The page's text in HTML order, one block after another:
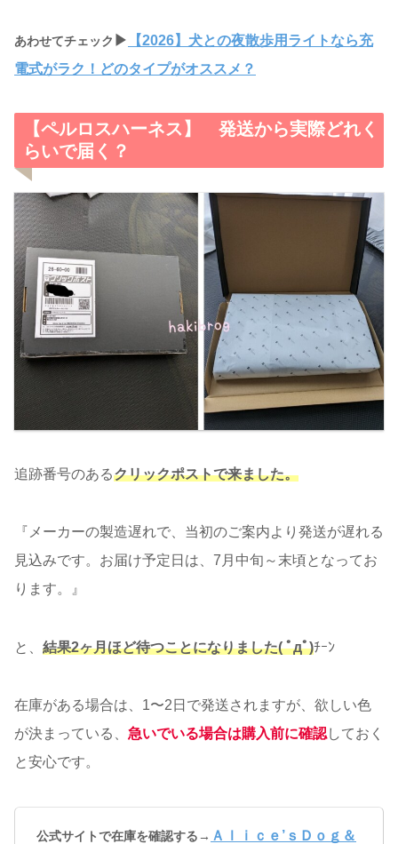
あわせてチェック ▶
【2026】犬との夜散歩用ライトなら充
電式がラク！どのタイプがオススメ？
【ペルロスハーネス】 発送から実際どれく
らいで届く？
追跡番号のあるクリックポストで来ました。
『メーカーの製造遅れで、当初のご案内より発送が遅れる
見込みです。お届け予定日は、7月中旬～末頃となってお
ります。』
と、 結果2ヶ月ほど待つことになりました( ﾟдﾟ)ﾁｰﾝ
在庫がある場合は、1〜2日で発送されますが、欲しい色
が決まっている、 急いでいる場合は購入前に確認しておく
と安心です。
公式サイトで在庫を確認する→ Ａｌｉｃｅ’ｓＤｏｇ＆